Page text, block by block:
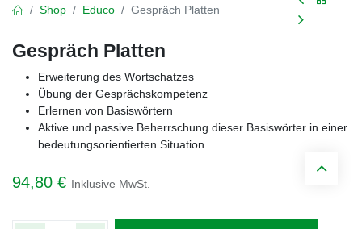
Shop Educo Gespräch Platten
Gespräch Platten
Erweiterung des Wortschatzes
Übung der Gesprächskompetenz
Erlernen von Basiswörtern
Aktive und passive Beherrschung dieser Basiswörter in einer
bedeutungsorientierten Situation
94,80 € Inklusive MwSt.